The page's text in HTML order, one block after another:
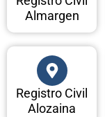
Almargen
Registro Civil
Alozaina